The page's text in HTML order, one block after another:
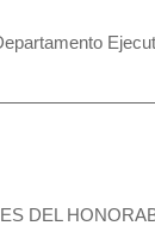
DEL